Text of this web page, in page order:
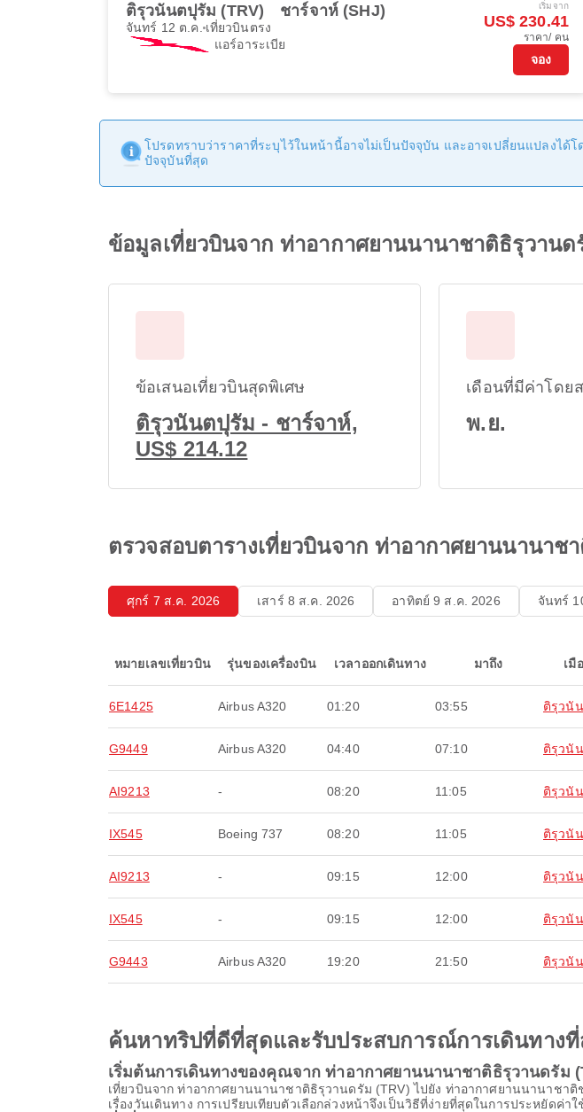
ติรุวนันตปุรัม (TRV) ชาร์จาห์ (SHJ)
จันทร์ 12 ต.ค. เที่ยวบินตรง
แอร์อาระเบีย
เริ่มจาก
US$ 230.41
ราคา/ คน
จอง
โปรดทราบว่าราคาที่ระบุไว้ในหน้านี้อาจไม่เป็นปัจจุบัน และอาจเปลี่ยนแปลงได้
ปัจจุบันที่สุด
ข้อมูลเที่ยวบินจาก ท่าอากาศยานนานาชาติธิรุวาน
ข้อเสนอเที่ยวบินสุดพิเศษ
ติรุวนันตปุรัม - ชาร์จาห์,
US$ 214.12
เดือนที่มีค่าโดย
พ.ย.
ตรวจสอบตารางเที่ยวบินจาก ท่าอากาศยานนานา
ศุกร์ 7 ส.ค. 2026 เสาร์ 8 ส.ค. 2026 อาทิตย์ 9 ส.ค. 2026 จันทร์
หมายเลขเที่ยวบิน รุ่นของเครื่องบิน เวลาออกเดินทาง มาถึง เมื
6E1425 Airbus A320 01:20 03:55 ติรุวนั
G9449 Airbus A320 04:40 07:10 ติรุวนั
AI9213 - 08:20 11:05 ติรุวนั
IX545 Boeing 737 08:20 11:05 ติรุวนั
AI9213 - 09:15 12:00 ติรุวนั
IX545 - 09:15 12:00 ติรุวนั
G9443 Airbus A320 19:20 21:50 ติรุวนั
ค้นหาทริปที่ดีที่สุดและรับประสบการณ์การเดินทา
เริ่มต้นการเดินทางของคุณจาก ท่าอากาศยานนานาชาติธิรุวานดรัม
เที่ยวบินจาก ท่าอากาศยานนานาชาติธิรุวานดรัม (TRV) ไปยัง ท่าอากาศยานนานาชา
เรื่องวันเดินทาง การเปรียบเทียบตัวเลือกล่วงหน้าจึงเป็นวิธีที่ง่ายที่สุดในการประหยัดค่าใ